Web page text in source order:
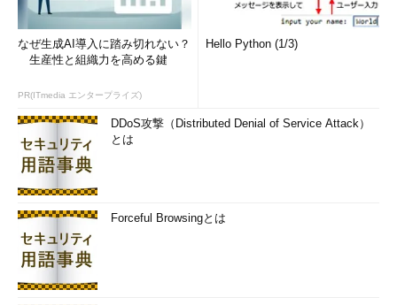
なぜ生成AI導入に踏み切れない？
生産性と組織力を高める鍵
PR(ITmedia エンタープライズ)
Hello Python (1/3)
DDoS攻撃（Distributed Denial of Service Attack）
とは
Forceful Browsingとは